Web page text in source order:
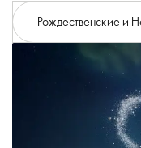
Рождественские и